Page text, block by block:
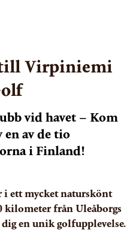
Virpiniemi
vid havet – Kom
en av de tio
i Finland!
ett mycket naturskönt
kilometer från Uleåborgs
en unik golfupplevelse.